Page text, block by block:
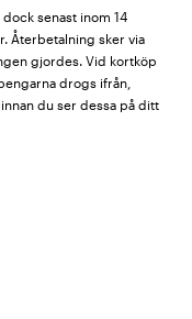
senast inom 14
Återbetalning sker via
gjordes. Vid kortköp
drogs ifrån,
du ser dessa på ditt